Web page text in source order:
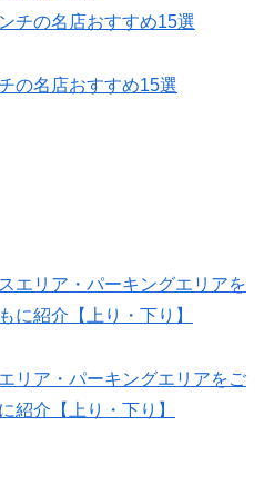
の名店おすすめ15選
リア・パーキングエリアをご
紹介【上り・下り】